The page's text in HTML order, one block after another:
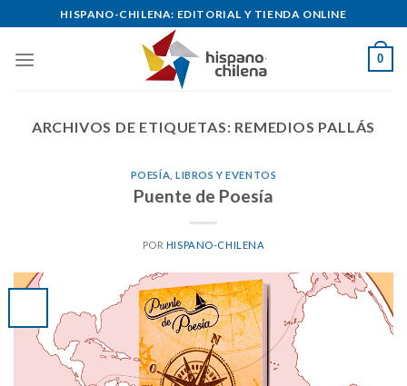
to
content
HISPANO-CHILENA: EDITORIAL Y TIENDA ONLINE
0
ARCHIVOS DE ETIQUETAS: REMEDIOS PALLÁS
POESÍA, LIBROS Y EVENTOS
Puente de Poesía
POR HISPANO-CHILENA